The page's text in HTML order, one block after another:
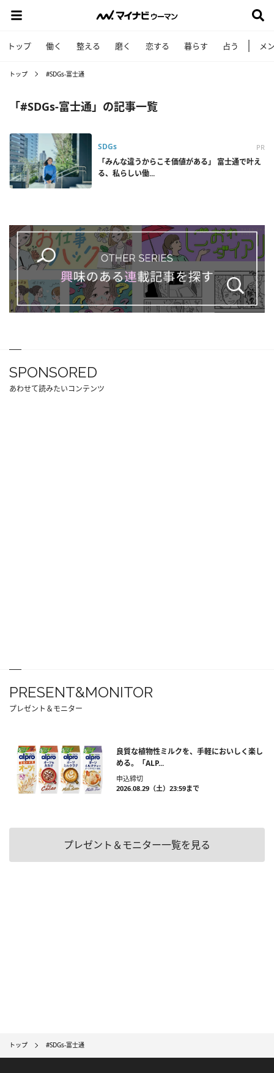
トップ 働く 整える 磨く 恋する 暮らす 占う メ
トップ #SDGs-富士通
「#SDGs-富士通」の記事一覧
SDGs PR
「みんな違うからこそ価値がある」 富士通で叶え
る、私らしい働...
SPONSORED
あわせて読みたいコンテンツ
PRESENT&MONITOR
プレゼント＆モニター
良質な植物性ミルクを、手軽においしく楽し
める。「ALP...
申込締切
2026.08.29（土）23:59まで
プレゼント＆モニター一覧を見る
トップ #SDGs-富士通